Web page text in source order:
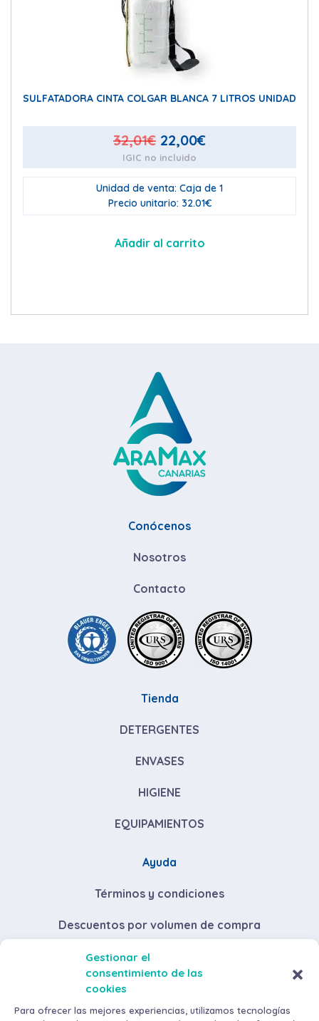
Gestionar el
consentimiento de las
cookies
Para ofrecer las mejores experiencias, utilizamos tecnologías
SULFATADORA CINTA COLGAR BLANCA 7 LITROS UNIDAD
32,01€ El
precio
original
era:
22,00€El
actual
es:
IGIC no incluido
Unidad de venta: Caja de 1
Precio unitario: 32.01€
Añadir al carrito
Conócenos
Nosotros
Contacto
Tienda
DETERGENTES
ENVASES
HIGIENE
EQUIPAMIENTOS
Ayuda
Términos y condiciones
Descuentos por volumen de compra
Envíos y devoluciones
Métodos de pago